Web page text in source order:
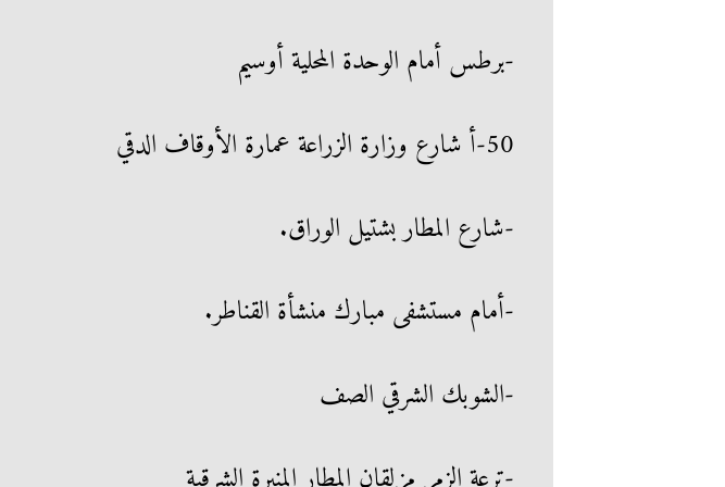
-برطس أمام الوحدة المحلية أوسيم
50-أ شارع وزارة الزراعة عمارة الأوقاف الدقي
-شارع المطار بشتيل الوراق.
-أمام مستشفى مبارك منشأة القناطر.
-الشوبك الشرقي الصف